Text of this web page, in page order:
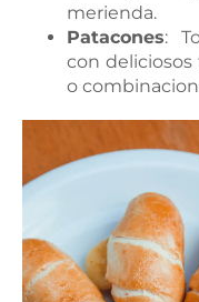
merienda.
Patacones:
con
o